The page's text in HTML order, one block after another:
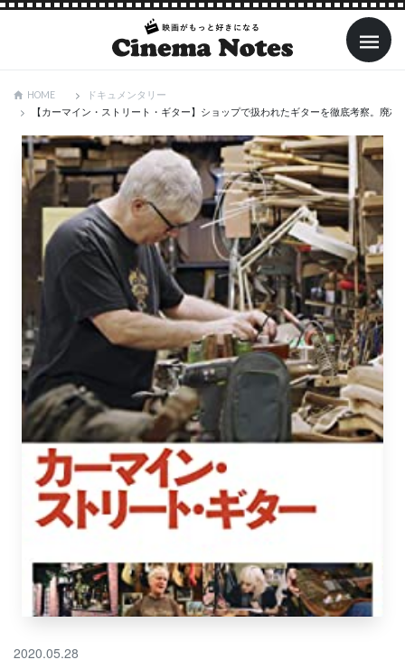
HOME
ドキュメンタリー
【カーマイン・ストリート・ギター】ショップで扱われたギターを徹底考察。廃
2020.05.28